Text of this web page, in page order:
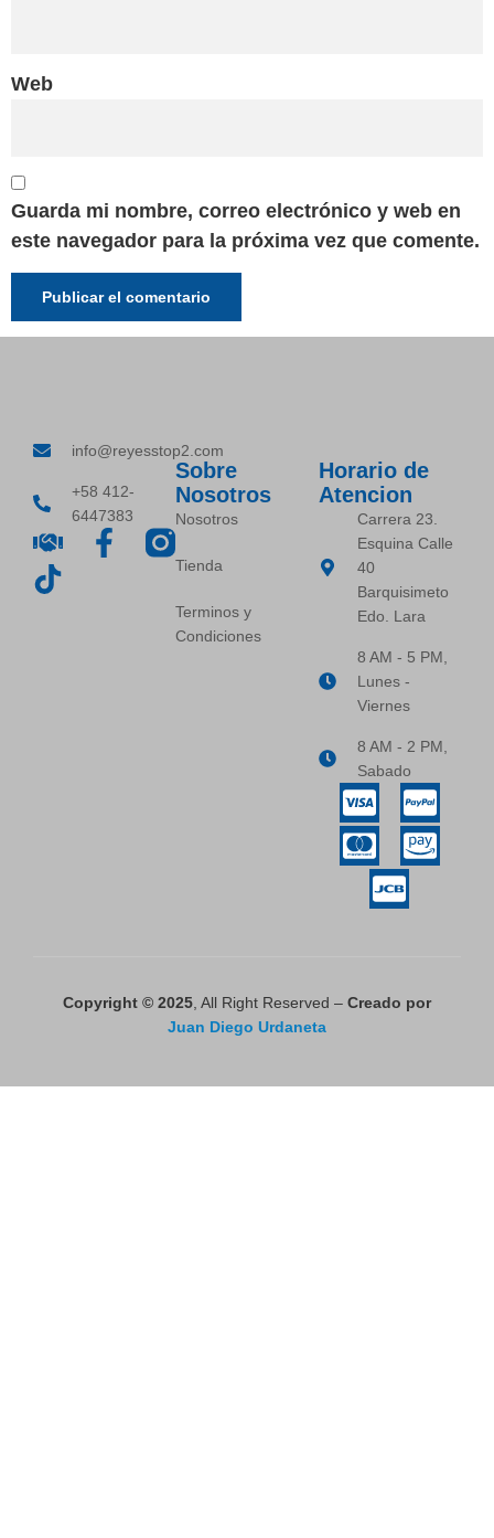
Web
Guarda mi nombre, correo electrónico y web en
este navegador para la próxima vez que comente.
info@reyesstop2.com
+58 412-
6447383
Sobre
Nosotros
Nosotros
Tienda
Terminos y
Condiciones
Horario de
Atencion
Carrera 23.
Esquina Calle
40
Barquisimeto
Edo. Lara
8 AM - 5 PM,
Lunes -
Viernes
8 AM - 2 PM,
Sabado
Copyright © 2025, All Right Reserved – Creado por
Juan Diego Urdaneta